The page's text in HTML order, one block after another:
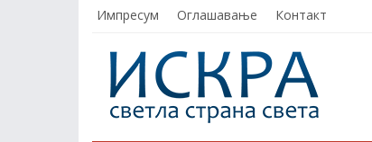
Импресум Оглашавање Контакт